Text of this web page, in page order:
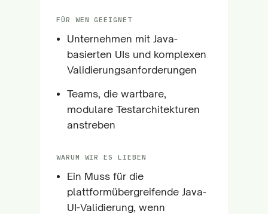
FÜR WEN GEEIGNET
Unternehmen mit Java-
basierten UIs und komplexen
Validierungsanforderungen
Teams, die wartbare,
modulare Testarchitekturen
anstreben
WARUM WIR ES LIEBEN
Ein Muss für die
plattformübergreifende Java-
UI-Validierung, wenn